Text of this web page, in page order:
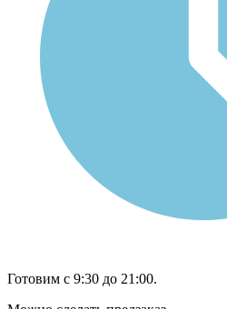
Готовим с 9:30 до 21:00.